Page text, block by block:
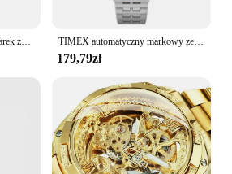
TIMEX automatyczny markowy zegarek męski luksusowe rekreacyjne zegarki wielofunkcyjne dla mężczyzn zegarek ze stalową taśmą z kalendarzem
179,79zł